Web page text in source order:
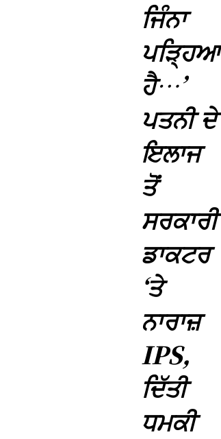
ਜਿੰਨਾ
ਪੜ੍ਹਿਆ
ਹੈ…’
ਪਤਨੀ ਦੇ
ਇਲਾਜ
ਤੋਂ
ਸਰਕਾਰੀ
ਡਾਕਟਰ
‘ਤੇ
ਨਾਰਾਜ਼
IPS,
ਦਿੱਤੀ
ਧਮਕੀ